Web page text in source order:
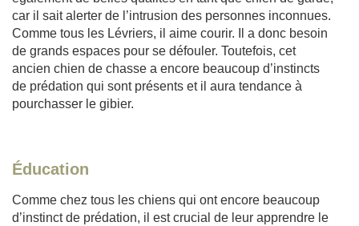
car il sait alerter de l’intrusion des personnes inconnues.
Comme tous les Lévriers, il aime courir. Il a donc besoin
de grands espaces pour se défouler. Toutefois, cet
ancien chien de chasse a encore beaucoup d’instincts
de prédation qui sont présents et il aura tendance à
pourchasser le gibier.
Éducation
Comme chez tous les chiens qui ont encore beaucoup
d’instinct de prédation, il est crucial de leur apprendre le